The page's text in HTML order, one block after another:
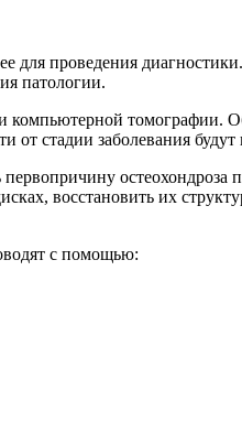
для проведения
патологии.
томографии.
от стадии заболевания
восстановить их
с помощью: